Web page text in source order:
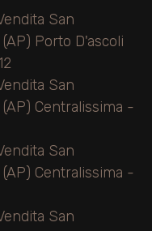
San
Porto D'ascoli
San
Centralissima -
San
Centralissima -
San